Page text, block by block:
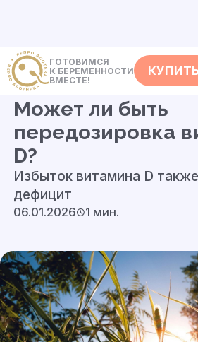
ГОТОВИМСЯ
К БЕРЕМЕННОСТИ
ВМЕСТЕ!
<- Полезные советы
Может ли быть
передозировка
D?
Избыток витамина D
дефицит
06.01.2026 1 мин.